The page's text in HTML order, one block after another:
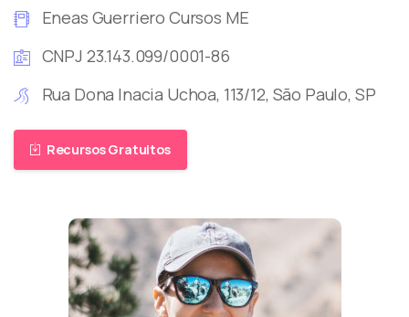
Eneas Guerriero Cursos ME
CNPJ 23.143.099/0001-86
Rua Dona Inacia Uchoa, 113/12, São Paulo, SP
Recursos Gratuitos